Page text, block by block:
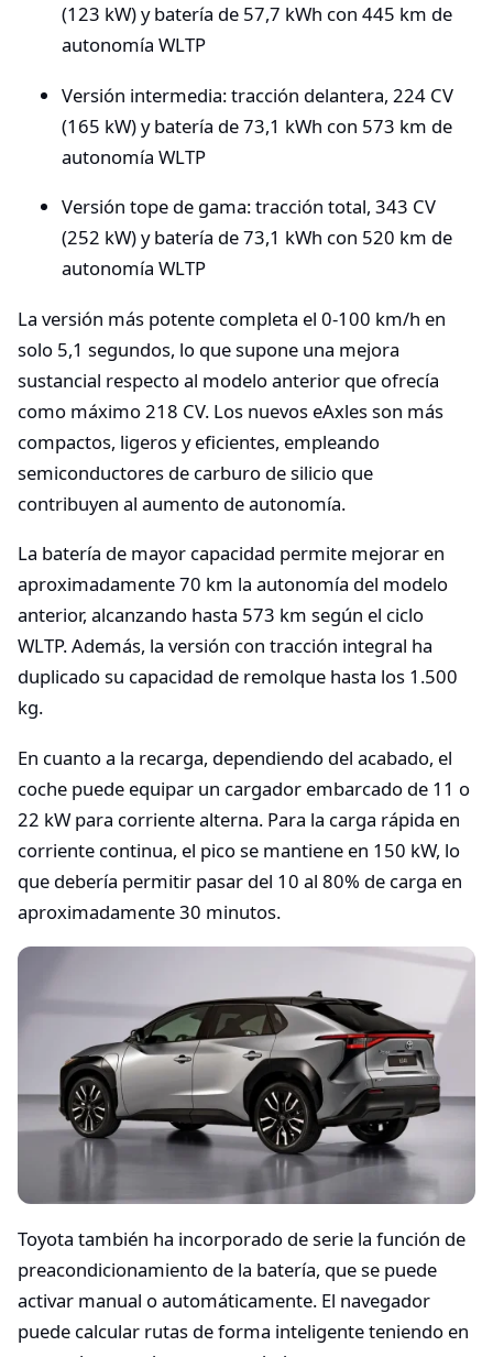
(123 kW) y batería de 57,7 kWh con 445 km de
autonomía WLTP
Versión intermedia: tracción delantera, 224 CV
(165 kW) y batería de 73,1 kWh con 573 km de
autonomía WLTP
Versión tope de gama: tracción total, 343 CV
(252 kW) y batería de 73,1 kWh con 520 km de
autonomía WLTP
La versión más potente completa el 0-100 km/h en
solo 5,1 segundos, lo que supone una mejora
sustancial respecto al modelo anterior que ofrecía
como máximo 218 CV. Los nuevos eAxles son más
compactos, ligeros y eficientes, empleando
semiconductores de carburo de silicio que
contribuyen al aumento de autonomía.
La batería de mayor capacidad permite mejorar en
aproximadamente 70 km la autonomía del modelo
anterior, alcanzando hasta 573 km según el ciclo
WLTP. Además, la versión con tracción integral ha
duplicado su capacidad de remolque hasta los 1.500
kg.
En cuanto a la recarga, dependiendo del acabado, el
coche puede equipar un cargador embarcado de 11 o
22 kW para corriente alterna. Para la carga rápida en
corriente continua, el pico se mantiene en 150 kW, lo
que debería permitir pasar del 10 al 80% de carga en
aproximadamente 30 minutos.
Toyota también ha incorporado de serie la función de
preacondicionamiento de la batería, que se puede
activar manual o automáticamente. El navegador
puede calcular rutas de forma inteligente teniendo en